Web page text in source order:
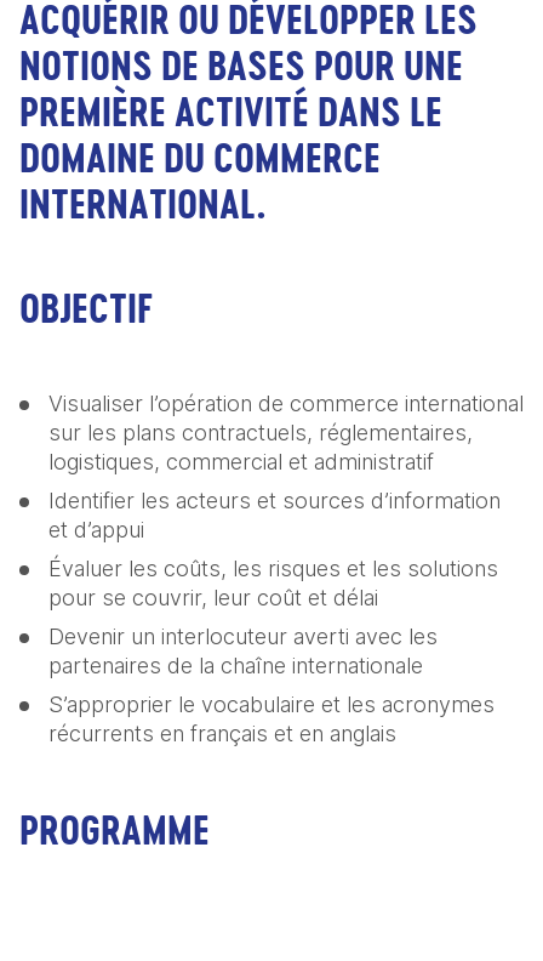
ACQUÉRIR OU DÉVELOPPER LES
NOTIONS DE BASES POUR UNE
PREMIÈRE ACTIVITÉ DANS LE
DOMAINE DU COMMERCE
INTERNATIONAL.
OBJECTIF
Visualiser l’opération de commerce international
sur les plans contractuels, réglementaires,
logistiques, commercial et administratif
Identifier les acteurs et sources d’information
et d’appui
Évaluer les coûts, les risques et les solutions
pour se couvrir, leur coût et délai
Devenir un interlocuteur averti avec les
partenaires de la chaîne internationale
S’approprier le vocabulaire et les acronymes
récurrents en français et en anglais
PROGRAMME